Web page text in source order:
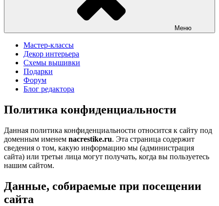
Меню
Мастер-классы
Декор интерьера
Схемы вышивки
Подарки
Форум
Блог редактора
Политика конфиденциальности
Данная политика конфиденциальности относится к сайту под
доменным именем nacrestike.ru. Эта страница содержит
сведения о том, какую информацию мы (администрация
сайта) или третьи лица могут получать, когда вы пользуетесь
нашим сайтом.
Данные, собираемые при посещении
сайта